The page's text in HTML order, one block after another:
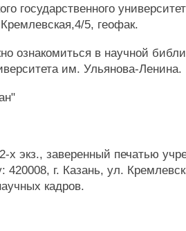
государственного
5, геофак.
ознакомиться в научной
им. Ульянова-Ленина.
х экз., заверенный печатью
420008, г. Казань, ул.
кадров.